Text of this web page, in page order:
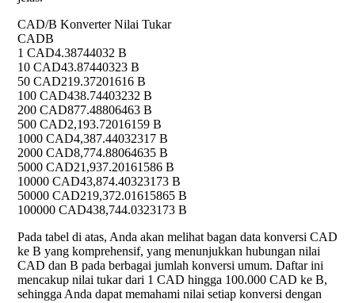
CAD/B Konverter Nilai Tukar
CADB
1 CAD4.38744032 B
10 CAD43.87440323 B
50 CAD219.37201616 B
100 CAD438.74403232 B
200 CAD877.48806463 B
500 CAD2,193.72016159 B
1000 CAD4,387.44032317 B
2000 CAD8,774.88064635 B
5000 CAD21,937.20161586 B
10000 CAD43,874.40323173 B
50000 CAD219,372.01615865 B
100000 CAD438,744.0323173 B
Pada tabel di atas, Anda akan melihat bagan data konversi CAD
ke B yang komprehensif, yang menunjukkan hubungan nilai
CAD dan B pada berbagai jumlah konversi umum. Daftar ini
mencakup nilai tukar dari 1 CAD hingga 100.000 CAD ke B,
sehingga Anda dapat memahami nilai setiap konversi dengan